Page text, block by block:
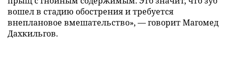
вошел в стадию обострения и требуется
внеплановое вмешательство», — говорит Магомед
Дахкильгов.